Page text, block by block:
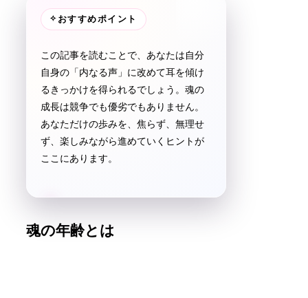
✧ おすすめポイント
この記事を読むことで、あなたは自分
自身の「内なる声」に改めて耳を傾け
るきっかけを得られるでしょう。魂の
成長は競争でも優劣でもありません。
あなただけの歩みを、焦らず、無理せ
ず、楽しみながら進めていくヒントが
ここにあります。
魂の年齢とは